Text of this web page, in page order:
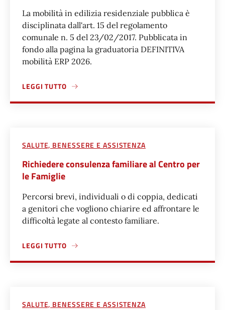
La mobilità in edilizia residenziale pubblica è
disciplinata dall'art. 15 del regolamento
comunale n. 5 del 23/02/2017. Pubblicata in
fondo alla pagina la graduatoria DEFINITIVA
mobilità ERP 2026.
LEGGI TUTTO
A PROPOSITO DI RICHIEDERE IL CAMBIO D'ALLOGGIO
SALUTE, BENESSERE E ASSISTENZA
Richiedere consulenza familiare al Centro per
le Famiglie
Percorsi brevi, individuali o di coppia, dedicati
a genitori che vogliono chiarire ed affrontare le
difficoltà legate al contesto familiare.
LEGGI TUTTO
A PROPOSITO DI RICHIEDERE CONSULENZA FAMILIARE AL
SALUTE, BENESSERE E ASSISTENZA